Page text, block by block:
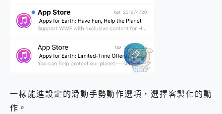
一樣能進設定的滑動手勢動作選項，選擇客製化的動
作。